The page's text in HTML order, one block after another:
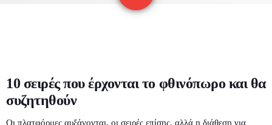
Θέατρο
10 σειρές που έρχονται το φθινόπωρο και θα
συζητηθούν
Οι πλατφόρμες αυξάνονται, οι σειρές επίσης, αλλά η διάθεση για